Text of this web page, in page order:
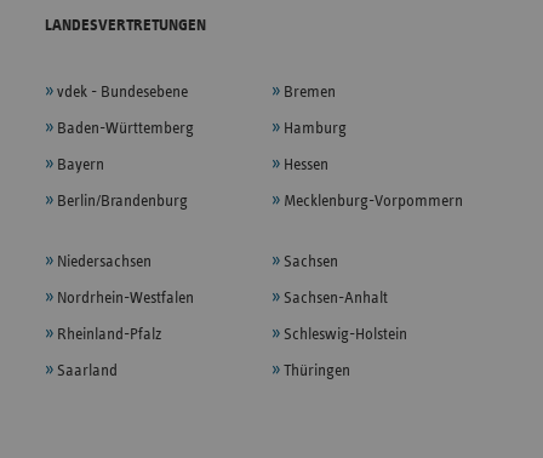
LANDESVERTRETUNGEN
vdek - Bundesebene
Baden-Württemberg
Bayern
Berlin/Brandenburg
Bremen
Hamburg
Hessen
Mecklenburg-Vorpommern
Niedersachsen
Nordrhein-Westfalen
Rheinland-Pfalz
Saarland
Sachsen
Sachsen-Anhalt
Schleswig-Holstein
Thüringen